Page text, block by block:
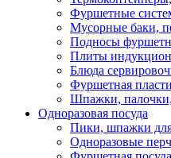
Фуршетные
Мусорные баки,
Подносы
Плиты
Блюда
Фуршетная
Шпажки,
Одноразовая посуда
Пики, шпажки
Одноразовые